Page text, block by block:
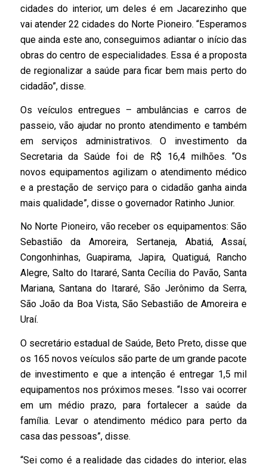
cidades do interior, um deles é em Jacarezinho que
vai atender 22 cidades do Norte Pioneiro. “Esperamos
que ainda este ano, conseguimos adiantar o início das
obras do centro de especialidades. Essa é a proposta
de regionalizar a saúde para ficar bem mais perto do
cidadão”, disse.
Os veículos entregues – ambulâncias e carros de
passeio, vão ajudar no pronto atendimento e também
em serviços administrativos. O investimento da
Secretaria da Saúde foi de R$ 16,4 milhões. “Os
novos equipamentos agilizam o atendimento médico
e a prestação de serviço para o cidadão ganha ainda
mais qualidade”, disse o governador Ratinho Junior.
No Norte Pioneiro, vão receber os equipamentos: São
Sebastião da Amoreira, Sertaneja, Abatiá, Assaí,
Congonhinhas, Guapirama, Japira, Quatiguá, Rancho
Alegre, Salto do Itararé, Santa Cecília do Pavão, Santa
Mariana, Santana do Itararé, São Jerônimo da Serra,
São João da Boa Vista, São Sebastião de Amoreira e
Uraí.
O secretário estadual de Saúde, Beto Preto, disse que
os 165 novos veículos são parte de um grande pacote
de investimento e que a intenção é entregar 1,5 mil
equipamentos nos próximos meses. “Isso vai ocorrer
em um médio prazo, para fortalecer a saúde da
família. Levar o atendimento médico para perto da
casa das pessoas”, disse.
“Sei como é a realidade das cidades do interior, elas